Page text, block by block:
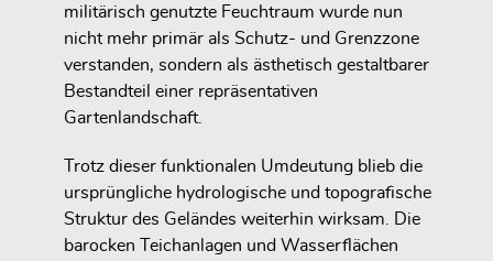
militärisch genutzte Feuchtraum wurde nun
nicht mehr primär als Schutz- und Grenzzone
verstanden, sondern als ästhetisch gestaltbarer
Bestandteil einer repräsentativen
Gartenlandschaft.
Trotz dieser funktionalen Umdeutung blieb die
ursprüngliche hydrologische und topografische
Struktur des Geländes weiterhin wirksam. Die
barocken Teichanlagen und Wasserflächen